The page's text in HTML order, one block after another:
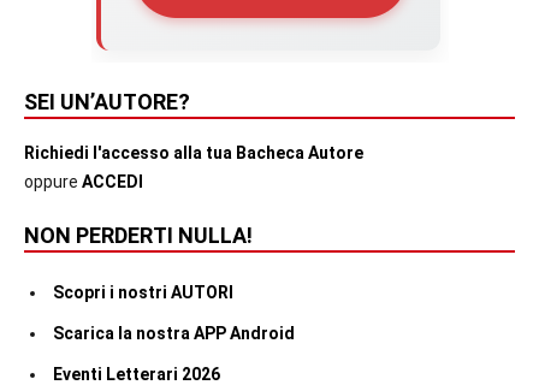
SEI UN’AUTORE?
Richiedi l'accesso alla tua Bacheca Autore
oppure ACCEDI
NON PERDERTI NULLA!
Scopri i nostri AUTORI
Scarica la nostra APP Android
Eventi Letterari 2026